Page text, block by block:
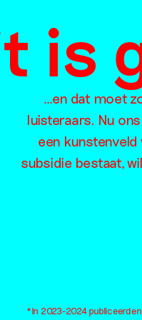
is
…en dat moet
luisteraars. Nu
een
subsidie bestaat,
*In 2023-2024 publiceerden
Thema's
Dood